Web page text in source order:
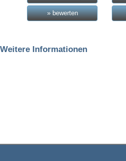
» bewerten
Weitere Informationen